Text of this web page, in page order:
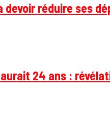
devoir réduire ses
24 ans :